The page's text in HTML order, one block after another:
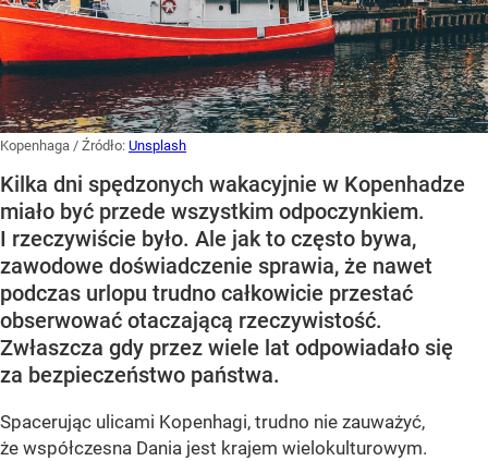
Kopenhaga / Źródło: Unsplash
Kilka dni spędzonych wakacyjnie w Kopenhadze
miało być przede wszystkim odpoczynkiem.
I rzeczywiście było. Ale jak to często bywa,
zawodowe doświadczenie sprawia, że nawet
podczas urlopu trudno całkowicie przestać
obserwować otaczającą rzeczywistość.
Zwłaszcza gdy przez wiele lat odpowiadało się
za bezpieczeństwo państwa.
Spacerując ulicami Kopenhagi, trudno nie zauważyć,
że współczesna Dania jest krajem wielokulturowym.